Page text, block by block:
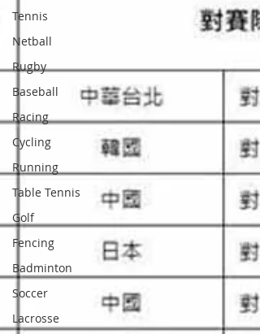
Tennis
Netball
Rugby
Baseball
Racing
Cycling
Running
Table Tennis
Golf
Fencing
Badminton
Soccer
Lacrosse